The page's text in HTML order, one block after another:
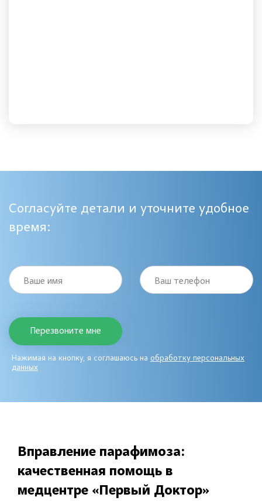
Согласуйте детали и уточните удобное
время:
Ваше имя Ваш телефон
Нажимая на кнопку, я соглашаюсь на обработку персональных
данных
Вправление парафимоза:
качественная помощь в
медцентре «Первый Доктор»